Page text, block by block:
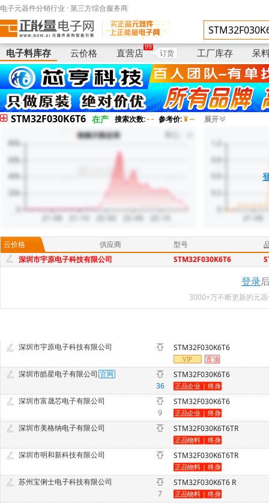
电子元器件分销行业 · 第三方综合服务商
电子料库存 云价格 直营店
99
订货 工厂库存 呆
STM32F030K6T6 在产 搜索次数:- - 参考价:¥ -- 展开
云价格 供应商 型号
深圳市宇原电子科技有限公司
STM32F030K6T6
登录
3000+万不断更新的元
电子料库存 供应商
深圳市宇原电子科技有限公司 STM32F030K6T6
深圳市皓星电子有限公司
36
STM32F030K6T6
深圳市富晟芯电子有限公司
9
STM32F030K6T6
深圳市美格纳电子有限公司 STM32F030K6T6TR
深圳市明和新科技有限公司 STM32F030K6T6TR
苏州宝俐士电子科技有限公司
7
STM32F030K6T6 R